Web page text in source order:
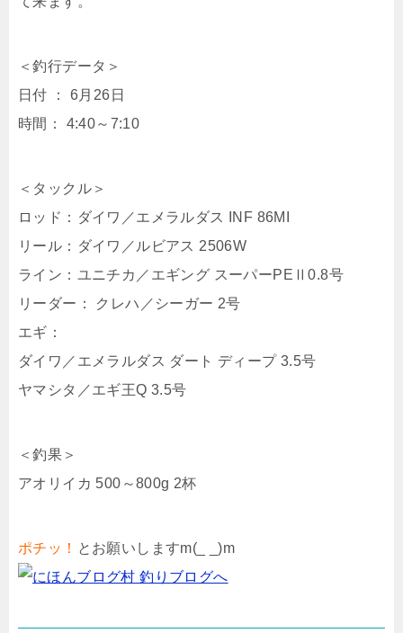
＜釣行データ＞
日付 ： 6月26日
時間： 4:40～7:10
＜タックル＞
ロッド：ダイワ／エメラルダス INF 86MI
リール：ダイワ／ルビアス 2506W
ライン：ユニチカ／エギング スーパーPEⅡ0.8号
リーダー： クレハ／シーガー 2号
エギ：
ダイワ／エメラルダス ダート ディープ 3.5号
ヤマシタ／エギ王Q 3.5号
＜釣果＞
アオリイカ 500～800g 2杯
ポチッ！ とお願いしますm(_ _)m